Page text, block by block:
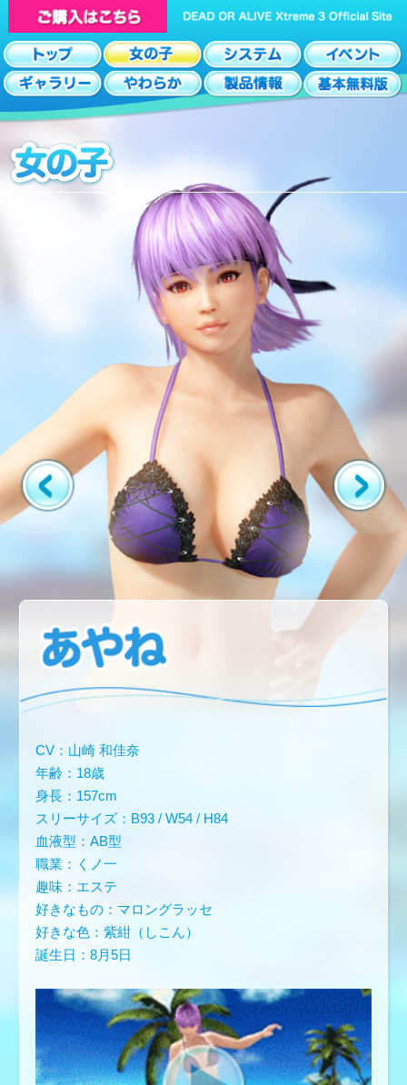
CV：山崎 和佳奈
年齢：18歳
身長：157cm
スリーサイズ：B93 / W54 / H84
血液型：AB型
職業：くノ一
趣味：エステ
好きなもの：マロングラッセ
好きな色：紫紺（しこん）
誕生日：8月5日